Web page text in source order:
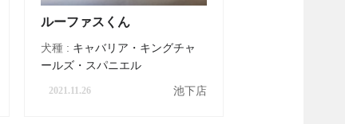
ルーファスくん
犬種 : キャバリア・キングチャ
ールズ・スパニエル
2021.11.26 池下店